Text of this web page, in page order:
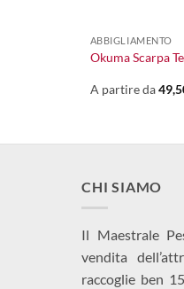
ABBIGLIAMENTO
Okuma Scarpa
A partire da
prezzo
CHI SIAMO
Il Maestrale
vendita
raccoglie ben